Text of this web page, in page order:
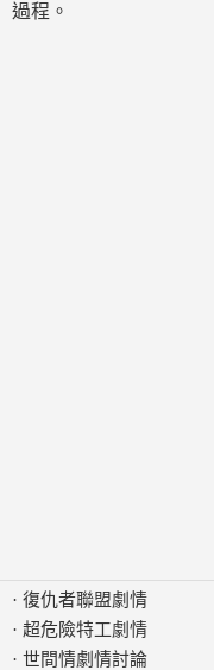
過程。
· 復仇者聯盟劇情
· 超危險特工劇情
· 世間情劇情討論